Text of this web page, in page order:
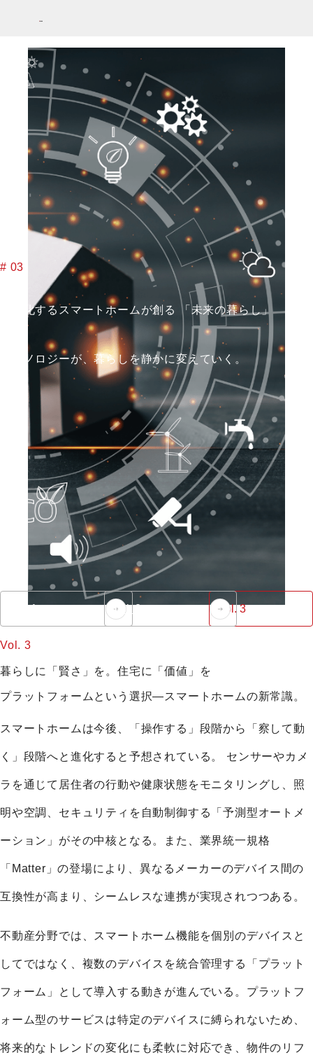
# 03
本格化するスマートホームが創る 「未来の暮らし」
テクノロジーが、暮らしを静かに変えていく。
Vol. 1 Vol. 2 Vol. 3
Vol. 3
暮らしに「賢さ」を。住宅に「価値」を
プラットフォームという選択―スマートホームの新常識。
スマートホームは今後、「操作する」段階から「察して動
く」段階へと進化すると予想されている。 センサーやカメ
ラを通じて居住者の行動や健康状態をモニタリングし、照
明や空調、セキュリティを自動制御する「予測型オートメ
ーション」がその中核となる。また、業界統一規格
「Matter」の登場により、異なるメーカーのデバイス間の
互換性が高まり、シームレスな連携が実現されつつある。
不動産分野では、スマートホーム機能を個別のデバイスと
してではなく、複数のデバイスを統合管理する「プラット
フォーム」として導入する動きが進んでいる。プラットフ
ォーム型のサービスは特定のデバイスに縛られないため、
将来的なトレンドの変化にも柔軟に対応でき、物件のリフ